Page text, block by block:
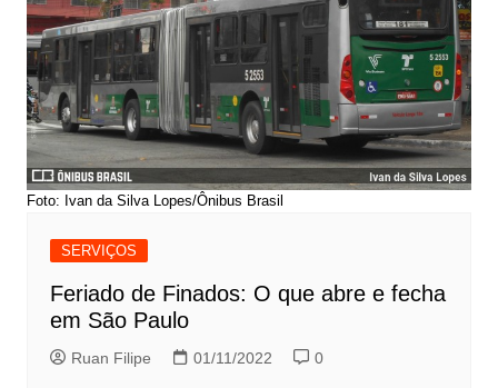
Foto: Ivan da Silva Lopes/Ônibus Brasil
SERVIÇOS
Feriado de Finados: O que abre e fecha
em São Paulo
Ruan Filipe 01/11/2022 0